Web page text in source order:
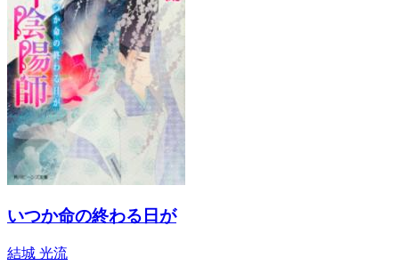
いつか命の終わる日が
結城 光流